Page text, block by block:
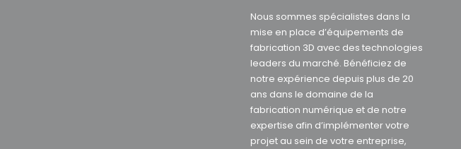
Nous sommes spécialistes dans la
mise en place d’équipements de
fabrication 3D avec des technologies
leaders du marché. Bénéficiez de
notre expérience depuis plus de 20
ans dans le domaine de la
fabrication numérique et de notre
expertise afin d’implémenter votre
projet au sein de votre entreprise,